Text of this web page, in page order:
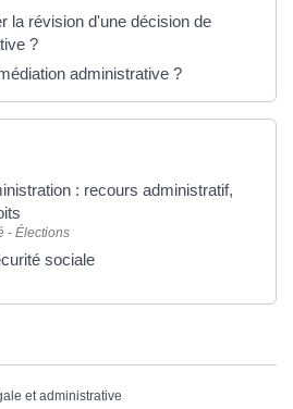
la révision d'une décision de
?
administrative ?
: recours administratif,
- Élections
sociale
et administrative